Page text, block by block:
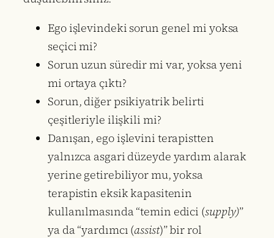
Ego işlevindeki sorun genel mi yoksa
seçici mi?
Sorun uzun süredir mi var, yoksa yeni
mi ortaya çıktı?
Sorun, diğer psikiyatrik belirti
çeşitleriyle ilişkili mi?
Danışan, ego işlevini terapistten
yalnızca asgari düzeyde yardım alarak
yerine getirebiliyor mu, yoksa
terapistin eksik kapasitenin
kullanılmasında “temin edici (supply)”
ya da “yardımcı (assist)” bir rol